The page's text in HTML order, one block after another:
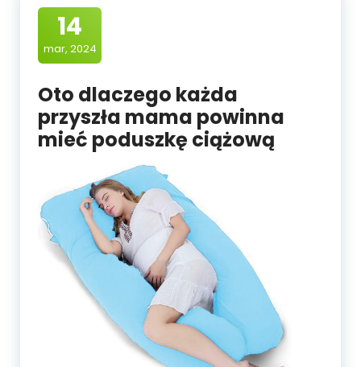
14
mar, 2024
Oto dlaczego każda
przyszła mama powinna
mieć poduszkę ciążową